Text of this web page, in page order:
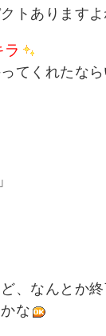
トあります
ラ
てくれたな
」
、なんとか終
な